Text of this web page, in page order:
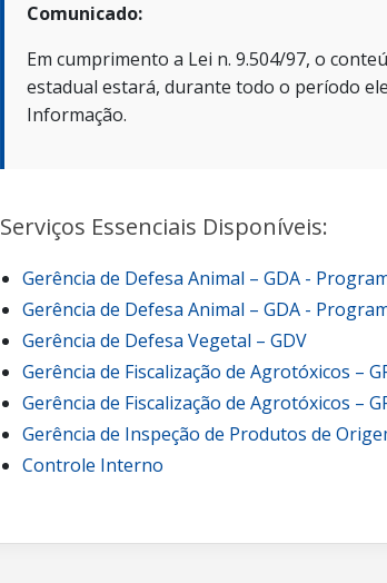
Comunicado:
Em cumprimento a Lei n. 9.504/97, o
estadual estará, durante todo o período
Informação.
Serviços Essenciais Disponíveis:
Gerência de Defesa Animal – GDA -
Gerência de Defesa Animal – GDA -
Gerência de Defesa Vegetal – GDV
Gerência de Fiscalização de Agrotóxicos –
Gerência de Fiscalização de Agrotóxicos –
Gerência de Inspeção de Produtos de
Controle Interno